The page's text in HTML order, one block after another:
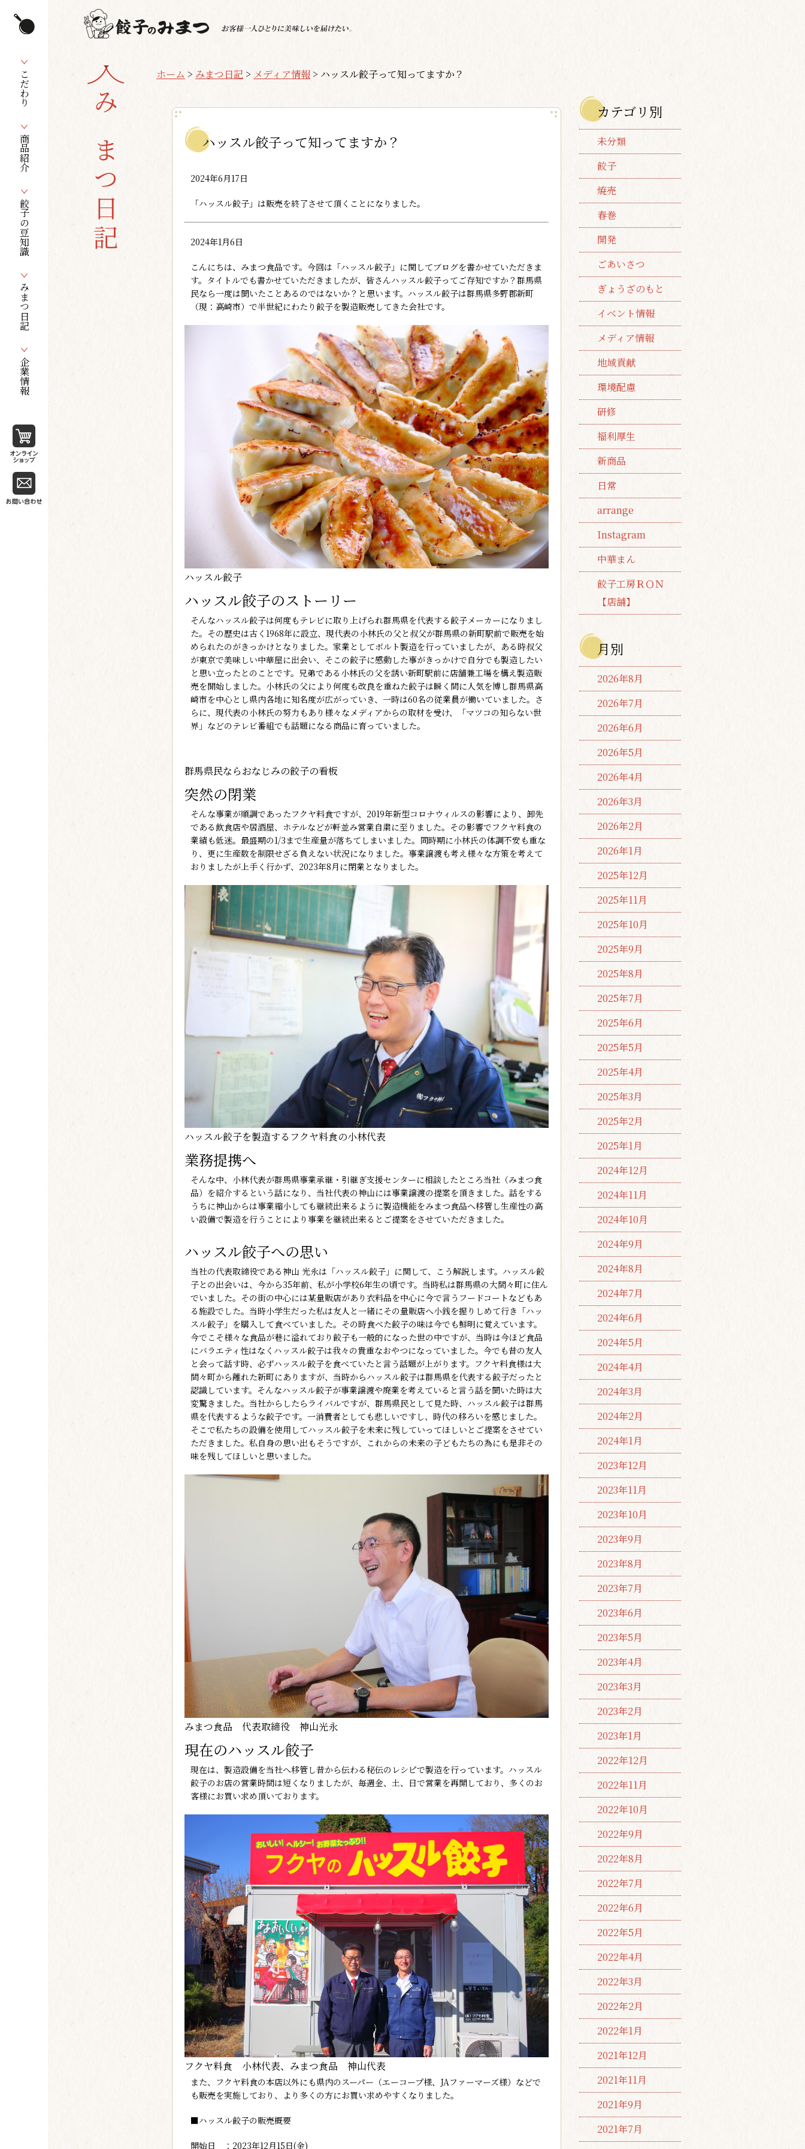
こだわり
商品紹介
餃子の豆知識
みまつ日記
企業情報
みまつ日記
ホーム > みまつ日記 > メディア情報 > ハッスル餃子って知ってますか？
ハッスル餃子って知ってますか？
2024年6月17日
「ハッスル餃子」は販売を終了させて頂くことになりました。
2024年1月6日
こんにちは、みまつ食品です。今回は「ハッスル餃子」に関してブログを書かせていただきま
す。タイトルでも書かせていただきましたが、皆さんハッスル餃子ってご存知ですか？群馬県
民なら一度は聞いたことあるのではないか？と思います。ハッスル餃子は群馬県多野郡新町
（現：高崎市）で半世紀にわたり餃子を製造販売してきた会社です。
ハッスル餃子
ハッスル餃子のストーリー
そんなハッスル餃子は何度もテレビに取り上げられ群馬県を代表する餃子メーカーになりまし
た。その歴史は古く1968年に設立、現代表の小林氏の父と叔父が群馬県の新町駅前で販売を始
められたのがきっかけとなりました。家業としてボルト製造を行っていましたが、ある時叔父
が東京で美味しい中華屋に出会い、そこの餃子に感動した事がきっかけで自分でも製造したい
と思い立ったとのことです。兄弟である小林氏の父を誘い新町駅前に店舗兼工場を構え製造販
売を開始しました。小林氏の父により何度も改良を重ねた餃子は瞬く間に人気を博し群馬県高
崎市を中心とし県内各地に知名度が広がっていき、一時は60名の従業員が働いていました。さ
らに、現代表の小林氏の努力もあり様々なメディアからの取材を受け、「マツコの知らない世
界」などのテレビ番組でも話題になる商品に育っていました。
群馬県民ならおなじみの餃子の看板
突然の閉業
そんな事業が順調であったフクヤ料食ですが、2019年新型コロナウィルスの影響により、卸先
である飲食店や居酒屋、ホテルなどが軒並み営業自粛に至りました。その影響でフクヤ料食の
業績も低迷。最盛期の1/3まで生産量が落ちてしまいました。同時期に小林氏の体調不安も重な
り、更に生産数を制限せざる負えない状況になりました。事業譲渡も考え様々な方策を考えて
おりましたが上手く行かず、2023年8月に閉業となりました。
ハッスル餃子を製造するフクヤ料食の小林代表
業務提携へ
そんな中、小林代表が群馬県事業承継・引継ぎ支援センターに相談したところ当社（みまつ食
品）を紹介するという話になり、当社代表の神山には事業譲渡の提案を頂きました。話をする
うちに神山からは事業縮小しても継続出来るように製造機能をみまつ食品へ移管し生産性の高
い設備で製造を行うことにより事業を継続出来るとご提案をさせていただきました。
ハッスル餃子への思い
当社の代表取締役である神山 光永は「ハッスル餃子」に関して、こう解説します。ハッスル餃
子との出会いは、今から35年前、私が小学校6年生の頃です。当時私は群馬県の大間々町に住ん
でいました。その街の中心には某量販店があり衣料品を中心に今で言うフードコートなどもあ
る施設でした。当時小学生だった私は友人と一緒にその量販店へ小銭を握りしめて行き「ハッ
スル餃子」を購入して食べていました。その時食べた餃子の味は今でも鮮明に覚えています。
今でこそ様々な食品が巷に溢れており餃子も一般的になった世の中ですが、当時は今ほど食品
にバラエティ性はなくハッスル餃子は我々の貴重なおやつになっていました。今でも昔の友人
と会って話す時、必ずハッスル餃子を食べていたと言う話題が上がります。フクヤ料食様は大
間々町から離れた新町にありますが、当時からハッスル餃子は群馬県を代表する餃子だったと
認識しています。そんなハッスル餃子が事業譲渡や廃業を考えていると言う話を聞いた時は大
変驚きました。当社からしたらライバルですが、群馬県民として見た時、ハッスル餃子は群馬
県を代表するような餃子です。一消費者としても悲しいですし、時代の移ろいを感じました。
そこで私たちの設備を使用してハッスル餃子を未来に残していってほしいとご提案をさせてい
ただきました。私自身の思い出もそうですが、これからの未来の子どもたちの為にも是非その
味を残してほしいと思いました。
みまつ食品 代表取締役 神山光永
現在のハッスル餃子
現在は、製造設備を当社へ移管し昔から伝わる秘伝のレシピで製造を行っています。ハッスル
餃子のお店の営業時間は短くなりましたが、毎週金、土、日で営業を再開しており、多くのお
客様にお買い求め頂いております。
フクヤ料食 小林代表、みまつ食品 神山代表
また、フクヤ料食の本店以外にも県内のスーパー（エーコープ様、JAファーマーズ様）などで
も販売を実施しており、より多くの方にお買い求めやすくなりました。
■ハッスル餃子の販売概要
開始日 ：2023年12月15日(金)
カテゴリ別
未分類
餃子
焼売
春巻
開発
ごあいさつ
ぎょうざのもと
イベント情報
メディア情報
地域貢献
環境配慮
研修
福利厚生
新商品
日常
arrange
Instagram
中華まん
餃子工房ＲＯＮ
【店舗】
月別
2026年8月
2026年7月
2026年6月
2026年5月
2026年4月
2026年3月
2026年2月
2026年1月
2025年12月
2025年11月
2025年10月
2025年9月
2025年8月
2025年7月
2025年6月
2025年5月
2025年4月
2025年3月
2025年2月
2025年1月
2024年12月
2024年11月
2024年10月
2024年9月
2024年8月
2024年7月
2024年6月
2024年5月
2024年4月
2024年3月
2024年2月
2024年1月
2023年12月
2023年11月
2023年10月
2023年9月
2023年8月
2023年7月
2023年6月
2023年5月
2023年4月
2023年3月
2023年2月
2023年1月
2022年12月
2022年11月
2022年10月
2022年9月
2022年8月
2022年7月
2022年6月
2022年5月
2022年4月
2022年3月
2022年2月
2022年1月
2021年12月
2021年11月
2021年9月
2021年7月